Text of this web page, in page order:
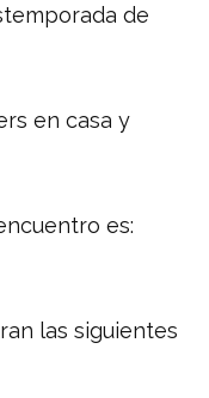
de
en casa y
es:
las siguientes